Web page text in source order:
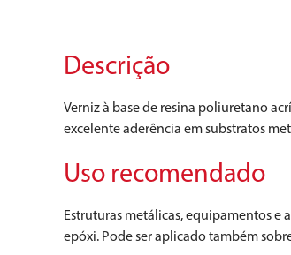
Descrição
Verniz à base de resina poliuretano
excelente aderência em substratos
Uso recomendado
Estruturas metálicas, equipamentos e
epóxi. Pode ser aplicado também